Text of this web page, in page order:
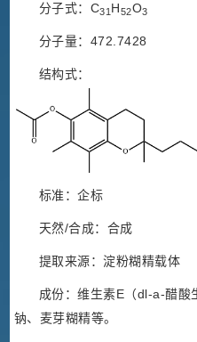
分子式：C31 H52O3
分子量：472.7428
结构式：
标准：企标
天然/合成：合成
提取来源：淀粉糊精载体
成份：维生素E（dl-a-醋酸
钠、麦芽糊精等。